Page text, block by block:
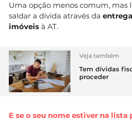
Uma opção menos comum, mas
saldar a dívida através da
imóveis à AT.
Veja também
Tem dívidas
proceder
E se o seu nome estiver na lista